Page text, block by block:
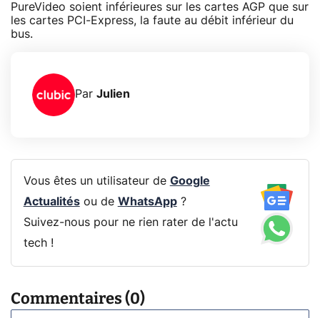
PureVideo soient inférieures sur les cartes AGP que sur
les cartes PCI-Express, la faute au débit inférieur du
bus.
Par Julien
Vous êtes un utilisateur de Google
Actualitésou de WhatsApp?
Suivez-nous pour ne rien rater de l'actu
tech !
Commentaires (0)